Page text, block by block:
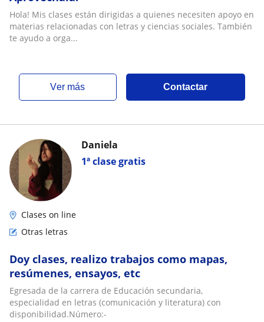
Hola! Mis clases están dirigidas a quienes necesiten apoyo en
materias relacionadas con letras y ciencias sociales. También
te ayudo a orga...
ver más Contactar
1ª clase gratis
Daniela
Clases on line
Otras letras
Doy clases, realizo trabajos como mapas,
resúmenes, ensayos, etc
Egresada de la carrera de Educación secundaria,
especialidad en letras (comunicación y literatura) con
disponibilidad.Número:-